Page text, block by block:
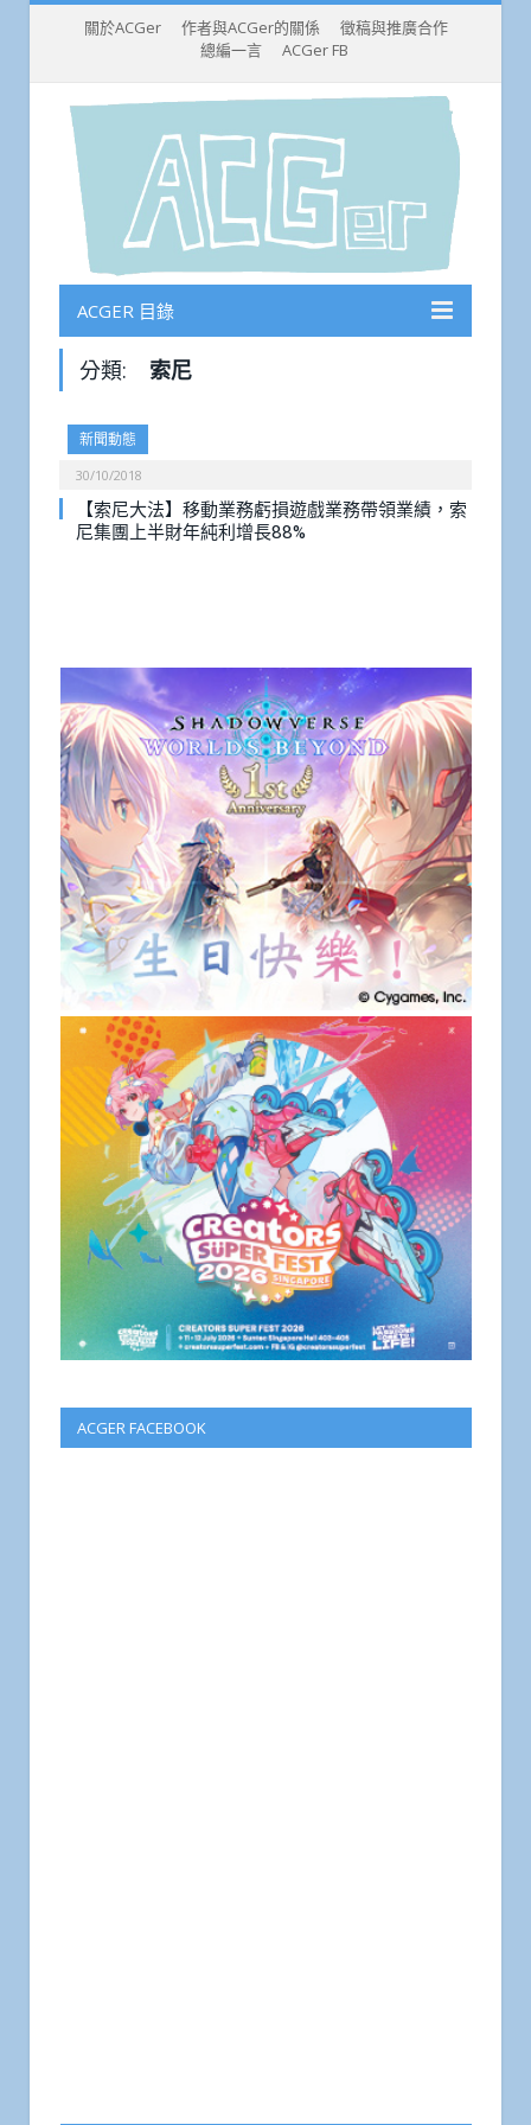
關於ACGer 作者與ACGer的關係
徵稿與推廣合作
總編一言
ACGer FB
ACGER 目錄
分類: 索尼
新聞動態
30/10/2018
【索尼大法】移動業務虧損遊戲業務帶領業績，索
尼集團上半財年純利增長88%
ACGER FACEBOOK